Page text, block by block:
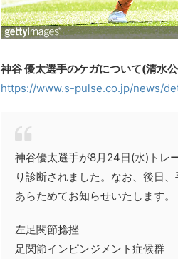
神谷 優太選手のケガについて(清水
https://www.s-pulse.co.jp/news/
神谷優太選手が8月24日(水)トレ
り診断されました。なお、後日
あらためてお知らせいたします。
左足関節捻挫
足関節インピンジメント症候群